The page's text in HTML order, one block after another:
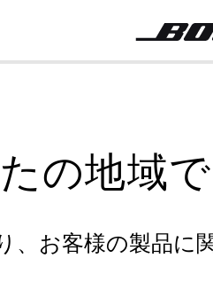
の地域
、お客様の製品に